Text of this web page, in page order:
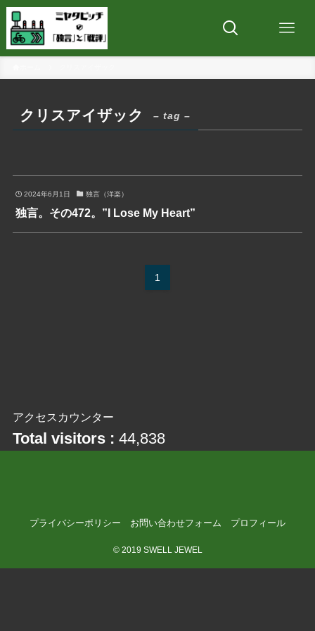
クリスアイザック – tag –
2024年6月1日 独言（洋楽）
独言。その472。”I Lose My Heart”
1
アクセスカウンター
Total visitors : 44,838
プライバシーポリシー お問い合わせフォーム プロフィール
©2019 SWELL JEWEL